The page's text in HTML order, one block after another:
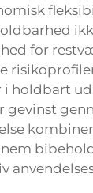
for
i holdbart
gevinst